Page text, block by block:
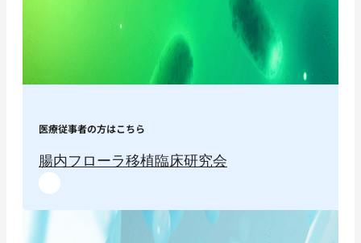
医療従事者の方はこちら
腸内フローラ移植臨床研究会